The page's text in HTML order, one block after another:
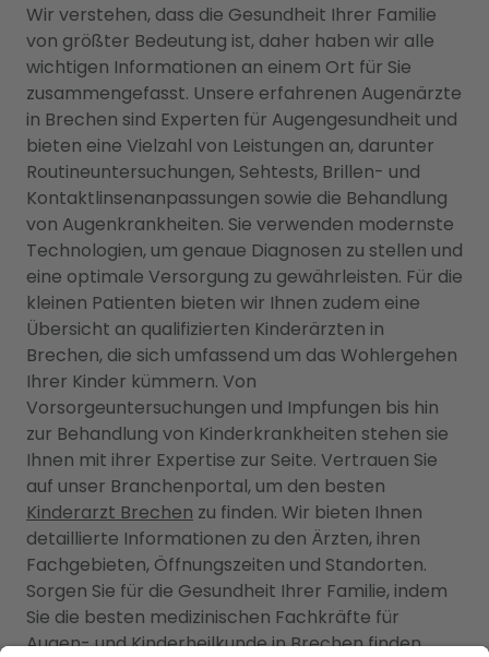
Wir verstehen, dass die Gesundheit Ihrer Familie
von größter Bedeutung ist, daher haben wir alle
wichtigen Informationen an einem Ort für Sie
zusammengefasst. Unsere erfahrenen Augenärzte
in Brechen sind Experten für Augengesundheit und
bieten eine Vielzahl von Leistungen an, darunter
Routineuntersuchungen, Sehtests, Brillen- und
Kontaktlinsenanpassungen sowie die Behandlung
von Augenkrankheiten. Sie verwenden modernste
Technologien, um genaue Diagnosen zu stellen und
eine optimale Versorgung zu gewährleisten. Für die
kleinen Patienten bieten wir Ihnen zudem eine
Übersicht an qualifizierten Kinderärzten in
Brechen, die sich umfassend um das Wohlergehen
Ihrer Kinder kümmern. Von
Vorsorgeuntersuchungen und Impfungen bis hin
zur Behandlung von Kinderkrankheiten stehen sie
Ihnen mit ihrer Expertise zur Seite. Vertrauen Sie
auf unser Branchenportal, um den besten
Kinderarzt Brechen zu finden. Wir bieten Ihnen
detaillierte Informationen zu den Ärzten, ihren
Fachgebieten, Öffnungszeiten und Standorten.
Sorgen Sie für die Gesundheit Ihrer Familie, indem
Sie die besten medizinischen Fachkräfte für
Augen- und Kinderheilkunde in Brechen finden.